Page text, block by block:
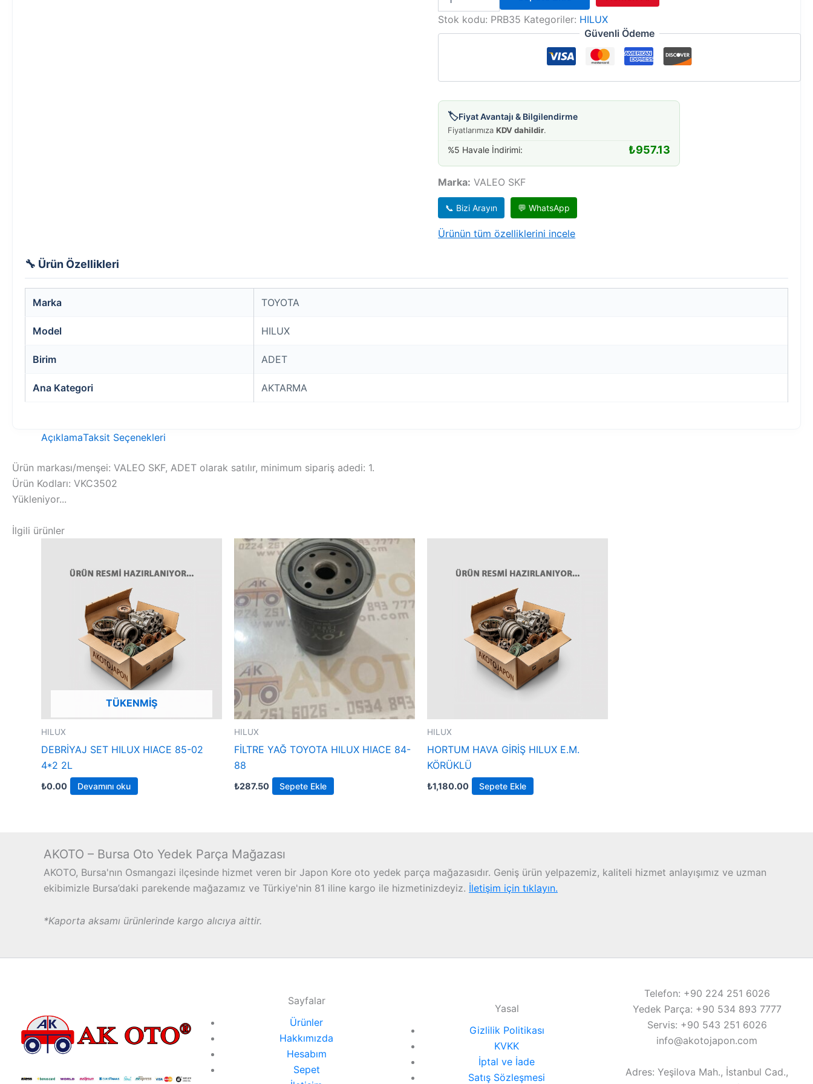
RULMAN
HILUX
Stok kodu: PRB35 Kategoriler: HILUX
Güvenli Ödeme
🏷️Fiyat Avantajı & Bilgilendirme
FiyatlarımızaKDV dahildir.
%5 Havale İndirimi: ₺957.13
Marka: VALEO SKF
📞 Bizi Arayın 💬 WhatsApp
Ürünün tüm özelliklerini incele
🔧 Ürün Özellikleri
Marka TOYOTA
Model HILUX
Birim ADET
Ana Kategori AKTARMA
AçıklamaTaksit Seçenekleri
Ürün markası/menşei: VALEO SKF, ADET olarak satılır, minimum sipariş adedi: 1.
Ürün Kodları: VKC3502
Yükleniyor...
İlgili ürünler
TÜKENMIŞ
HILUX
DEBRİYAJ SET HILUX HIACE 85-02
4*2 2L
₺0.00 Devamını oku
HILUX
FİLTRE YAĞ TOYOTA HILUX HIACE 84-
88
₺287.50 Sepete Ekle
HILUX
HORTUM HAVA GİRİŞ HILUX E.M.
KÖRÜKLÜ
₺1,180.00 Sepete Ekle
AKOTO – Bursa Oto Yedek Parça Mağazası
AKOTO, Bursa'nın Osmangazi ilçesinde hizmet veren bir Japon Kore oto yedek parça mağazasıdır. Geniş ürün yelpazemiz, kaliteli hizmet anlayışımız ve uzman
ekibimizle Bursa’daki parekende mağazamız ve Türkiye'nin 81 iline kargo ile hizmetinizdeyiz. İletişim için tıklayın.
*Kaporta aksamı ürünlerinde kargo alıcıya aittir.
Sayfalar
Ürünler
Hakkımızda
Hesabım
Sepet
Yasal
Gizlilik Politikası
KVKK
İptal ve İade
Satış Sözleşmesi
Telefon: +90 224 251 6026
Yedek Parça: +90 534 893 7777
Servis: +90 543 251 6026
info@akotojapon.com
Adres: Yeşilova Mah., İstanbul Cad.,